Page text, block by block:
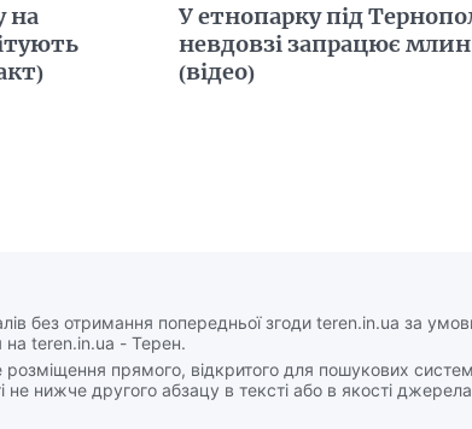
на
У етнопарку під
невдовзі запрацює млин
(відео)
без отримання попередньої згоди teren.in.ua за
на teren.in.ua - Терен.
розміщення прямого, відкритого для пошукових систем
не нижче другого абзацу в тексті або в якості